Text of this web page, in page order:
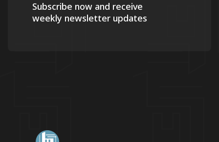
Subscribe now and receive
weekly newsletter updates